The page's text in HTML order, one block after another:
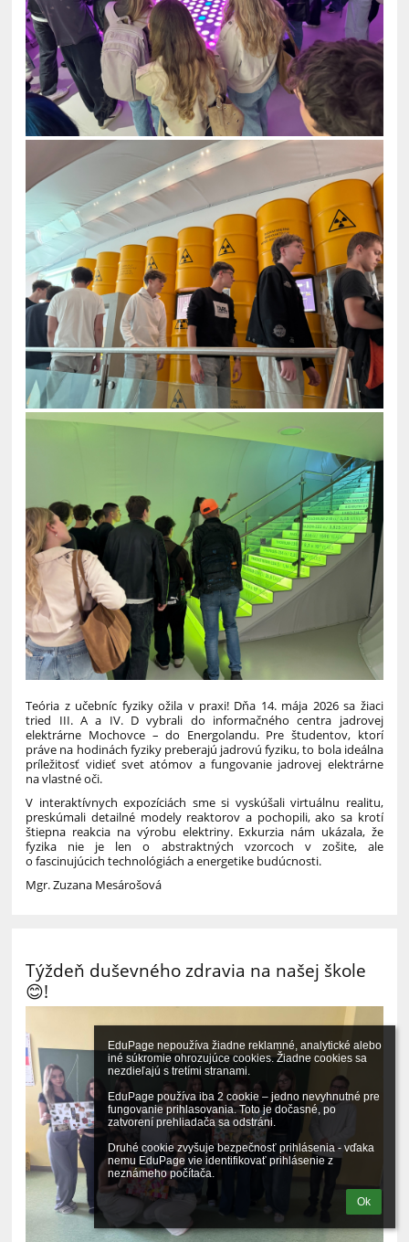
EduPage nepoužíva žiadne reklamné, analytické alebo
iné súkromie ohrozujúce cookies. Žiadne cookies sa
nezdieľajú s tretími stranami.
EduPage používa iba 2 cookie – jedno nevyhnutné pre
fungovanie prihlasovania. Toto je dočasné, po
zatvorení prehliadača sa odstráni.
Druhé cookie zvyšuje bezpečnosť prihlásenia - vďaka
nemu EduPage vie identifikovať prihlásenie z
neznámeho počítača.
Ok
Teória z učebníc fyziky ožila v praxi! Dňa 14. mája 2026 sa žiaci
tried III. A a IV. D vybrali do informačného centra jadrovej
elektrárne Mochovce – do Energolandu. Pre študentov, ktorí
práve na hodinách fyziky preberajú jadrovú fyziku, to bola ideálna
príležitosť vidieť svet atómov a fungovanie jadrovej elektrárne
na vlastné oči.
V interaktívnych expozíciách sme si vyskúšali virtuálnu realitu,
preskúmali detailné modely reaktorov a pochopili, ako sa krotí
štiepna reakcia na výrobu elektriny. Exkurzia nám ukázala, že
fyzika nie je len o abstraktných vzorcoch v zošite, ale
o fascinujúcich technológiách a energetike budúcnosti.
Mgr. Zuzana Mesárošová
Týždeň duševného zdravia na našej škole
😊!